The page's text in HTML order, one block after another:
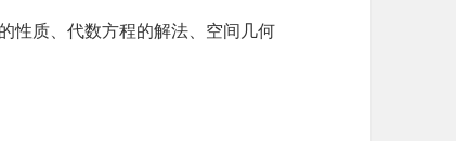
性质、代数方程的解法、空间几何